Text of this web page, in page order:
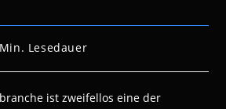
Lesedauer
ist zweifellos eine der